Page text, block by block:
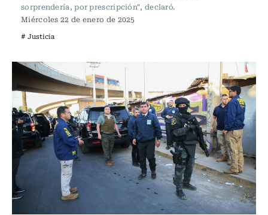
sorprendería, por prescripción", declaró.
Miércoles 22 de enero de 2025
# Justicia